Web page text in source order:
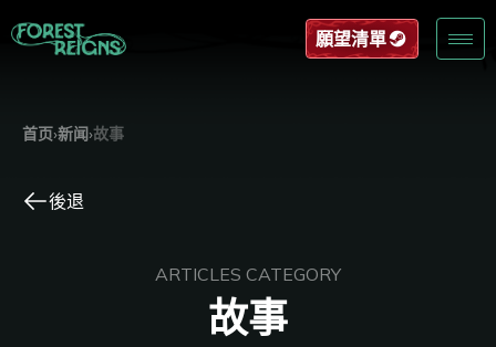
願望清單
首页›新闻›故事
後退
ARTICLES CATEGORY
故事